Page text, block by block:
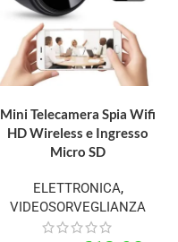
Mini Telecamera Spia Wifi
HD Wireless e Ingresso
Micro SD
ELETTRONICA,
VIDEOSORVEGLIANZA